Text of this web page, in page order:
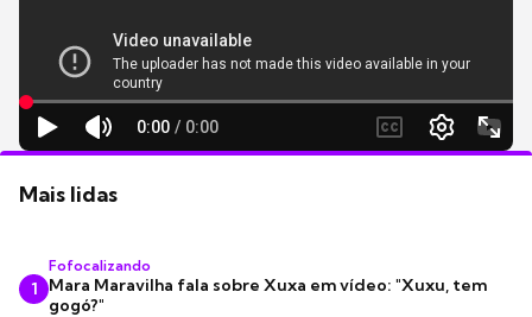
Mais lidas
1
Fofocalizando
Mara Maravilha fala sobre Xuxa em vídeo: "Xuxu, tem
gogó?"